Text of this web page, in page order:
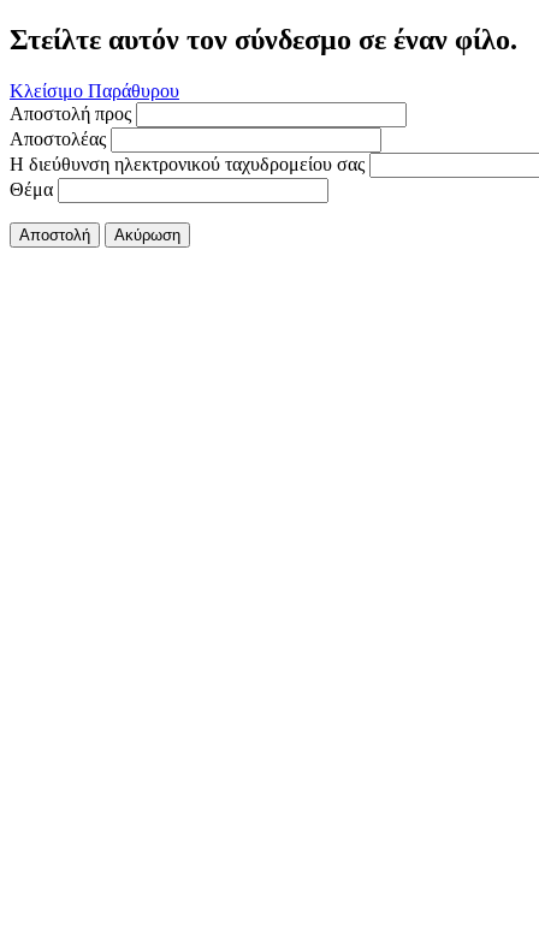
Στείλτε αυτόν τον σύνδεσμο σε έναν φίλο.
Κλείσιμο Παράθυρου
Αποστολή προς
Αποστολέας
Η διεύθυνση ηλεκτρονικού ταχυδρομείου σας
Θέμα
Αποστολή Ακύρωση